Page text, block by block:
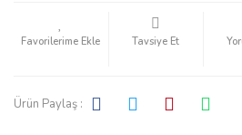
Tavsiye Et
Ürün Paylaş :